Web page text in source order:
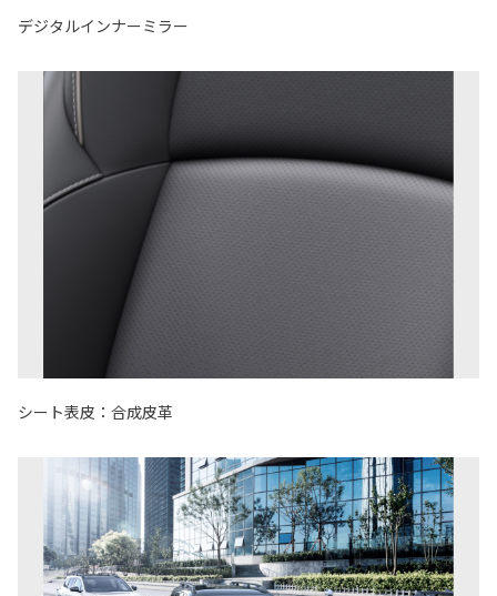
デジタルインナーミラー
シート表皮：合成皮革